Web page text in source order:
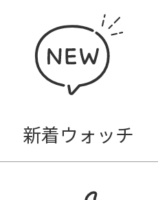
新着ウォッチ